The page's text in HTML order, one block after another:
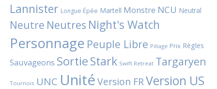
Lannister Longue Épée Martell Monstre NCU Neutral
Neutre Neutres Night's Watch
Personnage Peuple Libre Pillage Prix Règles
Sauvageons SortieStark Swift Retreat Targaryen
Tournois UNC UnitéVersion FRVersion US